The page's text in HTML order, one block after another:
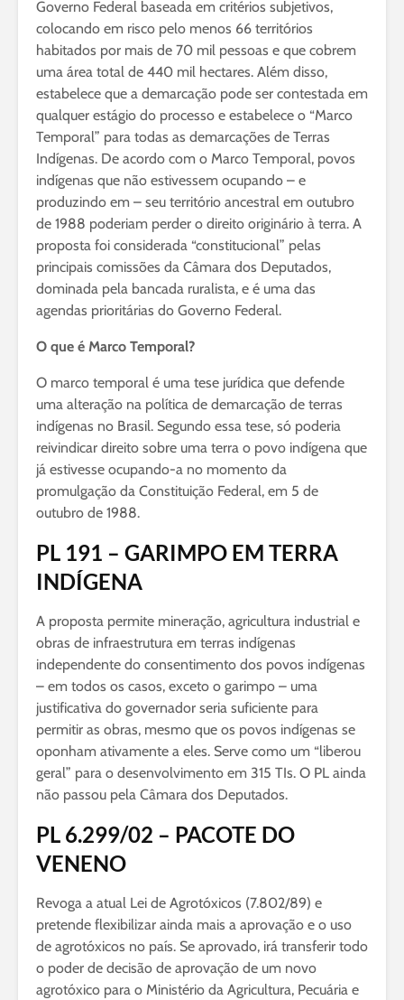
Governo Federal baseada em critérios subjetivos,
colocando em risco pelo menos 66 territórios
habitados por mais de 70 mil pessoas e que cobrem
uma área total de 440 mil hectares. Além disso,
estabelece que a demarcação pode ser contestada em
qualquer estágio do processo e estabelece o “Marco
Temporal” para todas as demarcações de Terras
Indígenas. De acordo com o Marco Temporal, povos
indígenas que não estivessem ocupando – e
produzindo em – seu território ancestral em outubro
de 1988 poderiam perder o direito originário à terra. A
proposta foi considerada “constitucional” pelas
principais comissões da Câmara dos Deputados,
dominada pela bancada ruralista, e é uma das
agendas prioritárias do Governo Federal.
O que é Marco Temporal?
O marco temporal é uma tese jurídica que defende
uma alteração na política de demarcação de terras
indígenas no Brasil. Segundo essa tese, só poderia
reivindicar direito sobre uma terra o povo indígena que
já estivesse ocupando-a no momento da
promulgação da Constituição Federal, em 5 de
outubro de 1988.
PL 191 – GARIMPO EM TERRA
INDÍGENA
A proposta permite mineração, agricultura industrial e
obras de infraestrutura em terras indígenas
independente do consentimento dos povos indígenas
– em todos os casos, exceto o garimpo – uma
justificativa do governador seria suficiente para
permitir as obras, mesmo que os povos indígenas se
oponham ativamente a eles. Serve como um “liberou
geral” para o desenvolvimento em 315 TIs. O PL ainda
não passou pela Câmara dos Deputados.
PL 6.299/02 – PACOTE DO
VENENO
Revoga a atual Lei de Agrotóxicos (7.802/89) e
pretende flexibilizar ainda mais a aprovação e o uso
de agrotóxicos no país. Se aprovado, irá transferir todo
o poder de decisão de aprovação de um novo
agrotóxico para o Ministério da Agricultura, Pecuária e